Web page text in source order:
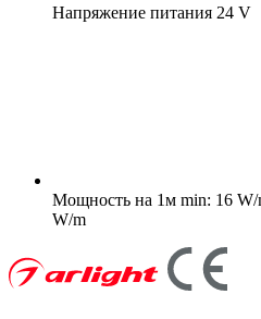
Напряжение питания 24 V
Мощность на 1м min: 16 W/
W/m